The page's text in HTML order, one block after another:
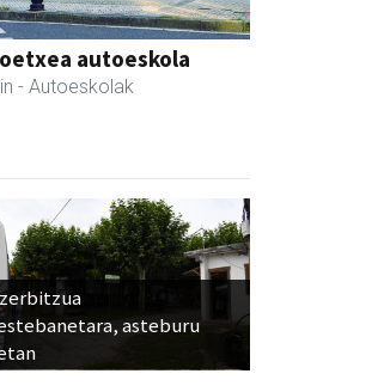
autoeskola
- Autoeskolak
asteburu